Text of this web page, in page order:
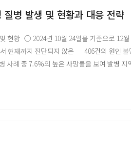
서 인용하는 공식 팩트시트
ebola-virus-disease WHO
발병 시 허가 백신 Ervebo® 사용에 관한
(IRIS 원문: https://iris.who.int/items/
증은 자이르형 한정, 패키지 인서트·승인서
— ChAdOx1 Bundibugyo는 2–3개월 내 임
1차 IHR 긴급위원회 임시권고, PHEIC이나 팬
전자 변형 소를 이용해 만든 항체 제품
이러스 감염 위험도 높아질 수 있다는 우려
병 발생 및 현황과 대응 전략
현황 ○ 2024년 10월 24일을 기준으로 12
현재까지 진단되지 않은 406건의 원인
사례 중 7.6%의 높은 사망률을 보여 발병
부분 중증 사례는 영양실조로 보고되었으